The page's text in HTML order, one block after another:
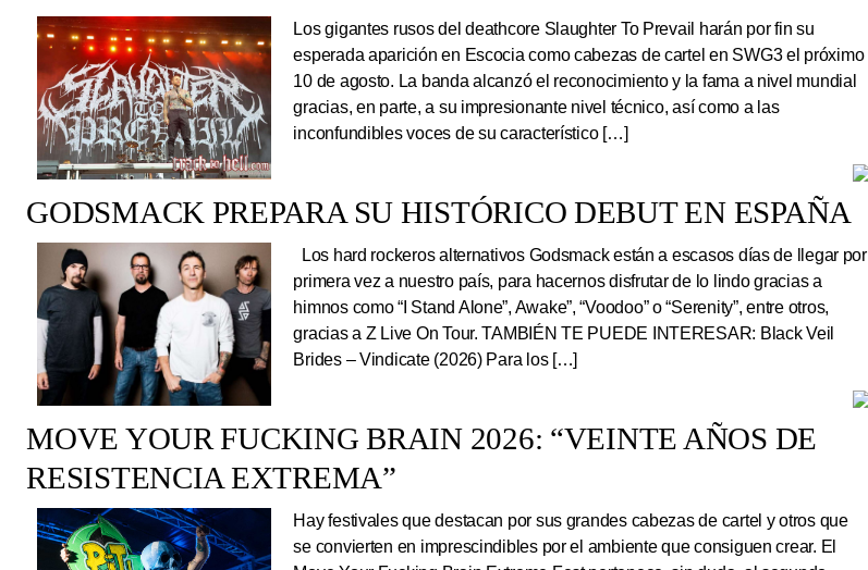
Los gigantes rusos del deathcore Slaughter To Prevail harán por fin su
esperada aparición en Escocia como cabezas de cartel en SWG3 el próximo
10 de agosto. La banda alcanzó el reconocimiento y la fama a nivel mundial
gracias, en parte, a su impresionante nivel técnico, así como a las
inconfundibles voces de su característico […]
GODSMACK PREPARA SU HISTÓRICO DEBUT EN ESPAÑA
Los hard rockeros alternativos Godsmack están a escasos días de llegar por
primera vez a nuestro país, para hacernos disfrutar de lo lindo gracias a
himnos como “I Stand Alone”, Awake”, “Voodoo” o “Serenity”, entre otros,
gracias a Z Live On Tour. TAMBIÉN TE PUEDE INTERESAR: Black Veil
Brides – Vindicate (2026) Para los […]
MOVE YOUR FUCKING BRAIN 2026: “VEINTE AÑOS DE
RESISTENCIA EXTREMA”
Hay festivales que destacan por sus grandes cabezas de cartel y otros que
se convierten en imprescindibles por el ambiente que consiguen crear. El